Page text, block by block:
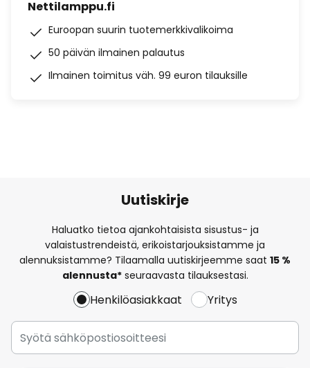
Nettilamppu.fi
Euroopan suurin tuotemerkkivalikoima
50 päivän ilmainen palautus
Ilmainen toimitus väh. 99 euron tilauksille
Uutiskirje
Haluatko tietoa ajankohtaisista sisustus- ja
valaistustrendeistä, erikoistarjouksistamme ja
alennuksistamme? Tilaamalla uutiskirjeemme saat 15 %
alennusta*seuraavasta tilauksestasi.
Henkilöasiakkaat Yritys